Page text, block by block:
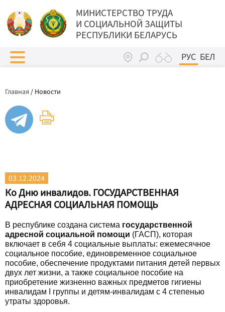
МИНИСТЕРСТВО ТРУДА
И СОЦИАЛЬНОЙ ЗАЩИТЫ
РЕСПУБЛИКИ БЕЛАРУСЬ
РУС БЕЛ
Главная / Новости
03.12.2024
Ко Дню инвалидов. ГОСУДАРСТВЕННАЯ
АДРЕСНАЯ СОЦИАЛЬНАЯ ПОМОЩЬ
В республике создана система государственной
адресной социальной помощи (ГАСП), которая
включает в себя 4 социальные выплаты: ежемесячное
социальное пособие, единовременное социальное
пособие, обеспечение продуктами питания детей первых
двух лет жизни, а также социальное пособие на
приобретение жизненно важных предметов гигиены
инвалидам I группы и детям-инвалидам с 4 степенью
утраты здоровья.